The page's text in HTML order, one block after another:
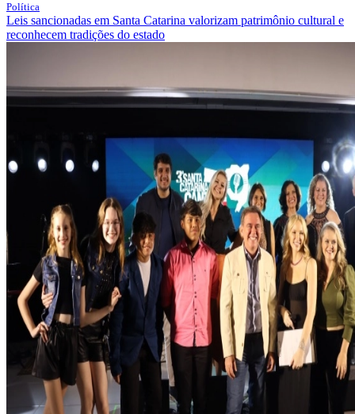
Política
Leis sancionadas em Santa Catarina valorizam patrimônio cultural e
reconhecem tradições do estado